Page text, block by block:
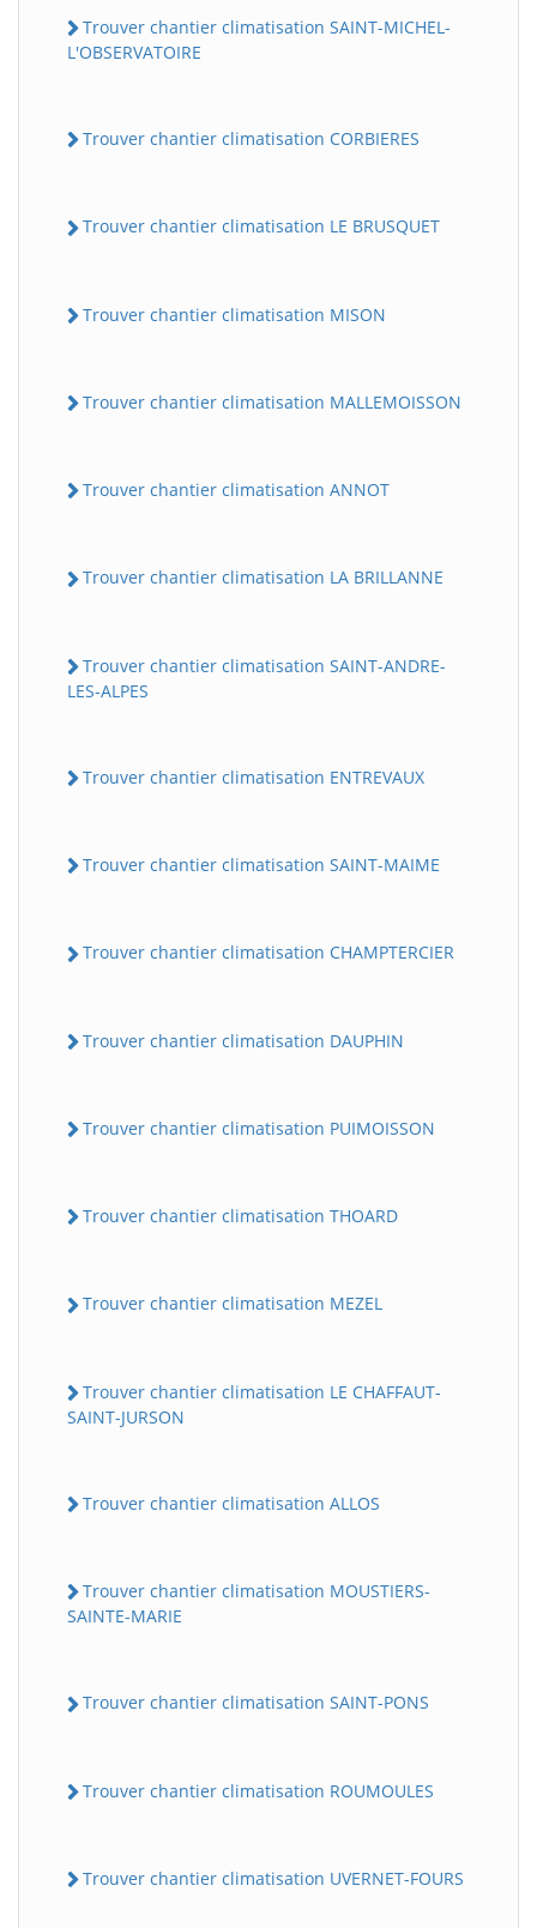
Trouver chantier climatisation SAINT-MICHEL-
L'OBSERVATOIRE
Trouver chantier climatisation CORBIERES
Trouver chantier climatisation LE BRUSQUET
Trouver chantier climatisation MISON
Trouver chantier climatisation MALLEMOISSON
Trouver chantier climatisation ANNOT
Trouver chantier climatisation LA BRILLANNE
Trouver chantier climatisation SAINT-ANDRE-
LES-ALPES
Trouver chantier climatisation ENTREVAUX
Trouver chantier climatisation SAINT-MAIME
Trouver chantier climatisation CHAMPTERCIER
Trouver chantier climatisation DAUPHIN
Trouver chantier climatisation PUIMOISSON
Trouver chantier climatisation THOARD
Trouver chantier climatisation MEZEL
Trouver chantier climatisation LE CHAFFAUT-
SAINT-JURSON
Trouver chantier climatisation ALLOS
Trouver chantier climatisation MOUSTIERS-
SAINTE-MARIE
Trouver chantier climatisation SAINT-PONS
Trouver chantier climatisation ROUMOULES
Trouver chantier climatisation UVERNET-FOURS